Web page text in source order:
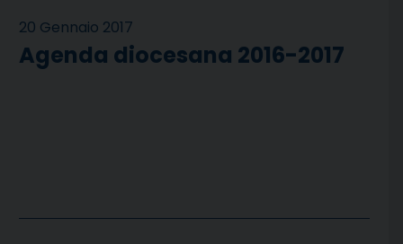
20 Gennaio 2017
Agenda diocesana 2016-2017